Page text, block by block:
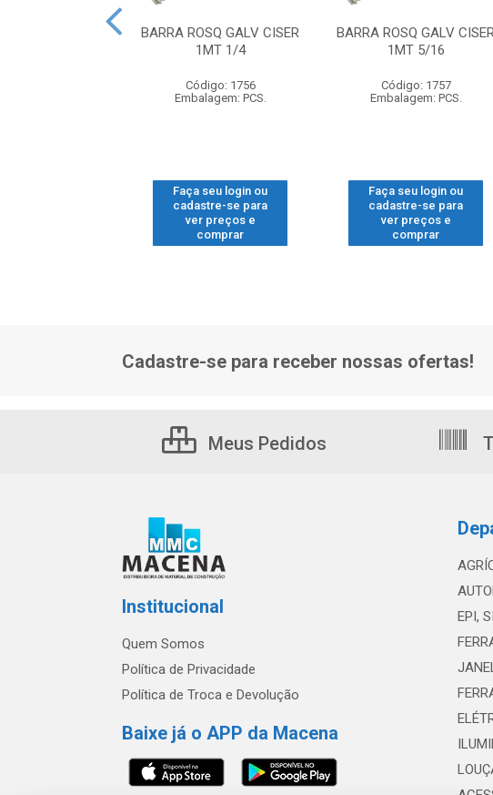
BARRA ROSQ GALV CISER
1MT 1/4
Código: 1756
Embalagem: PCS.
Faça seu login ou
cadastre-se para
ver preços e
comprar
BARRA ROSQ GALV
1MT 5/16
Código: 1757
Embalagem: PCS.
Faça seu login ou
cadastre-se para
ver preços e
comprar
Cadastre-se para receber nossas ofertas!
Meus Pedidos
Institucional
Quem Somos
Política de Privacidade
Política de Troca e Devolução
Baixe já o APP da Macena
EPI,